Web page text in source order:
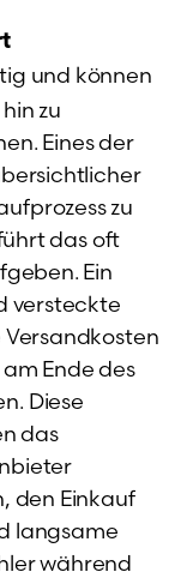
und können
zu
Eines der
zu
das oft
Ein
versteckte
Versandkosten
Ende des
Diese
das
den Einkauf
langsame
während